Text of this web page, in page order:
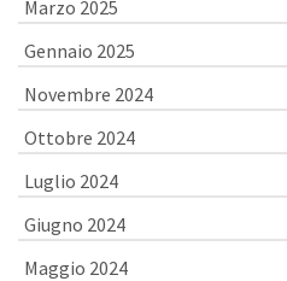
Marzo 2025
Gennaio 2025
Novembre 2024
Ottobre 2024
Luglio 2024
Giugno 2024
Maggio 2024